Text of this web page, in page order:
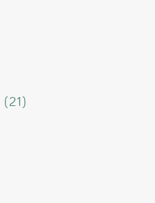
(21)